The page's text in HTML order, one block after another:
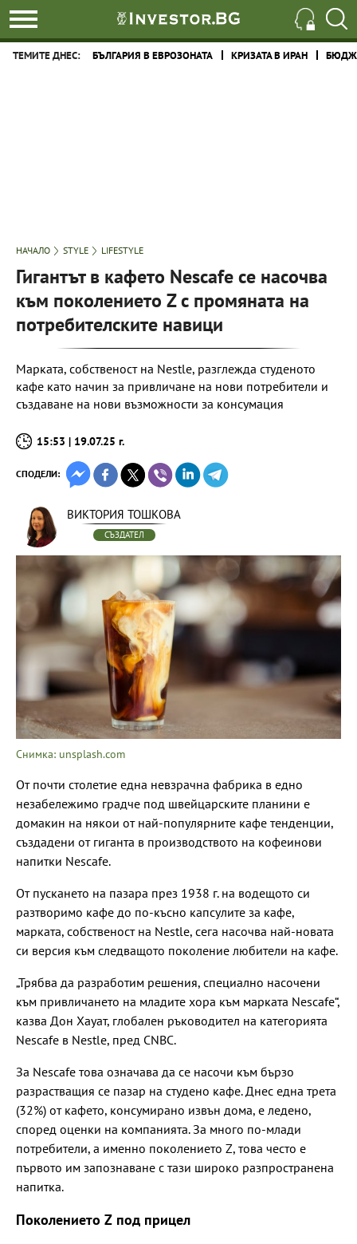
ТЕМИТЕ ДНЕС: БЪЛГАРИЯ В ЕВРОЗОНАТА КРИЗАТА В ИРАН
НАЧАЛО STYLE LIFESTYLE
Гигантът в кафето Nescafe се насочва
към поколението Z с промяната на
потребителските навици
Марката, собственост на Nestle, разглежда студеното
кафе като начин за привличане на нови потребители и
създаване на нови възможности за консумация
15:53 | 19.07.25 г.
СПОДЕЛИ:
ВИКТОРИЯ ТОШКОВА
СЪЗДАТЕЛ
Снимка: unsplash.com
От почти столетие една невзрачна фабрика в едно
незабележимо градче под швейцарските планини е
домакин на някои от най-популярните кафе тенденции,
създадени от гиганта в производството на кофеинови
напитки Nescafe.
От пускането на пазара през 1938 г. на водещото си
разтворимо кафе до по-късно капсулите за кафе,
марката, собственост на Nestle, сега насочва най-новата
си версия към следващото поколение любители на кафе.
„Трябва да разработим решения, специално насочени
към привличането на младите хора към марката Nescafe“,
казва Дон Хауат, глобален ръководител на категорията
Nescafe в Nestle, пред CNBC.
За Nescafe това означава да се насочи към бързо
разрастващия се пазар на студено кафе. Днес една трета
(32%) от кафето, консумирано извън дома, е ледено,
според оценки на компанията. За много по-млади
потребители, а именно поколението Z, това често е
първото им запознаване с тази широко разпространена
напитка.
Поколението Z под прицел